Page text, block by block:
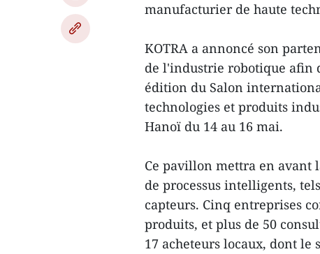
manufacturier de haute
KOTRA a annoncé son
de l'industrie robotique afin
édition du Salon
technologies et produits
Hanoï du 14 au 16 mai.
Ce pavillon mettra en avant
de processus intelligents,
capteurs. Cinq entreprises
produits, et plus de 50
17 acheteurs locaux, dont